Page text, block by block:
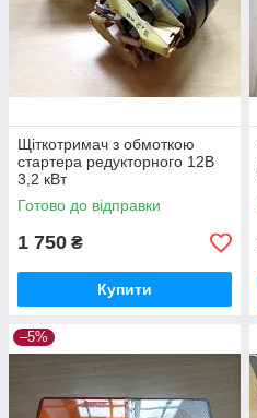
Щіткотримач з обмоткою
стартера редукторного 12В
3,2 кВт
Готово до відправки
1 750 ₴
Купити
–5%